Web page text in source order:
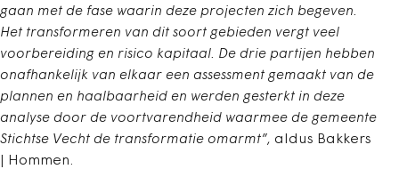
gaan met de fase waarin deze projecten zich begeven.
Het transformeren van dit soort gebieden vergt veel
voorbereiding en risico kapitaal. De drie partijen hebben
onafhankelijk van elkaar een assessment gemaakt van de
plannen en haalbaarheid en werden gesterkt in deze
analyse door de voortvarendheid waarmee de gemeente
Stichtse Vecht de transformatie omarmt”, aldus Bakkers
| Hommen.